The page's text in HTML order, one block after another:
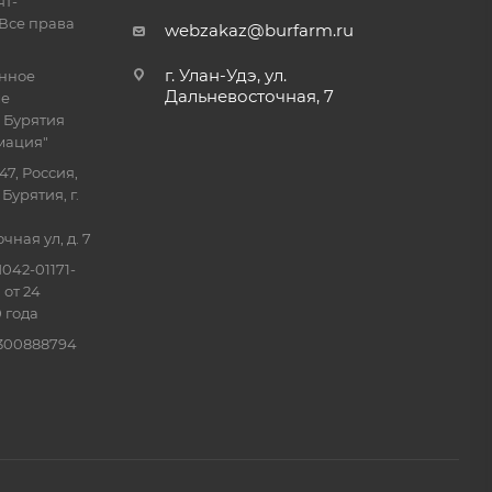
права
Россия,
г.
ул, д. 7
01171-
24
года
webzakaz@burfarm.ru
г. Улан-Удэ, ул.
Дальневосточная, 7